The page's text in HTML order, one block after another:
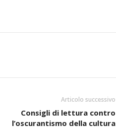
Articolo successivo
Consigli di lettura contro
l’oscurantismo della cultura